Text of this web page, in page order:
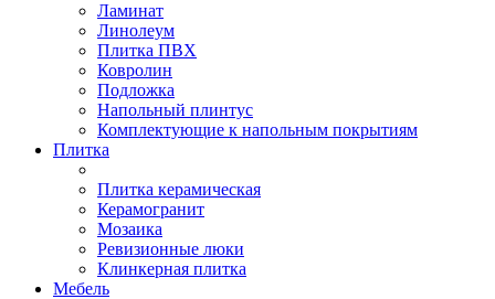
Ламинат
Линолеум
Плитка ПВХ
Ковролин
Подложка
Напольный плинтус
Комплектующие к напольным покрытиям
Плитка
Плитка керамическая
Керамогранит
Мозаика
Ревизионные люки
Клинкерная плитка
Мебель